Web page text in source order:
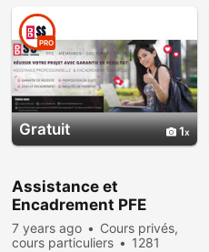
Gratuit 1
PRO
Assistance et
Encadrement PFE
7 years ago
Cours privés,
cours particuliers
1281